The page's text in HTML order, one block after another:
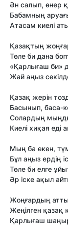
Ән салып, өнер
Бабамның
Атасам киелі
Қазақтың
Төле би дана
«Қарлығаш би»
Жай аңыз
Қазақ жерін
Басынып, баса-
Солардың
Киелі хиқая еді
Мың ба екен,
Бұл аңыз ердің
Төле би елге
Әр іске ақыл
Жоңғардың
Жеңілген
Қарлығаш